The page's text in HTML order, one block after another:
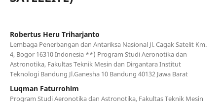
Robertus Heru Triharjanto
Lembaga Penerbangan dan Antariksa Nasional Jl. Cagak Satelit Km.
4, Bogor 16310 Indonesia **) Program Studi Aeronotika dan
Astronotika, Fakultas Teknik Mesin dan Dirgantara Institut
Teknologi Bandung Jl.Ganesha 10 Bandung 40132 Jawa Barat
Luqman Faturrohim
Program Studi Aeronotika dan Astronotika, Fakultas Teknik Mesin